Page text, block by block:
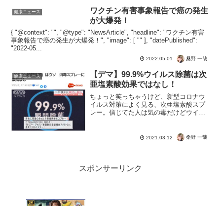
も取り消し。ワクチン市場からも撤退は
当然として、接種者の健康...
健康ニュース
ワクチン有害事象報告で癌の発生
が大爆発！
{ "@context": "", "@type": "NewsArticle", "headline": "ワクチン有害
事象報告で癌の発生が大爆発！", "image": [ "" ], "datePublished":
"2022-05...
2022.05.01 桑野 一哉
健康ニュース
【デマ】99.9%ウイルス除菌は次
亜塩素酸効果ではなし！
ちょっと笑っちゃうけど、新型コロナウ
イルス対策によく見る、次亜塩素酸スプ
レー。信じてた人は気の毒だけどウイル
も。まぁ最強のウイルス対策である免
2021.03.12 桑野 一哉
スポンサーリンク